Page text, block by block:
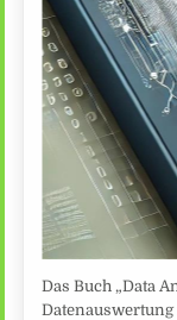
Das Buch „Data